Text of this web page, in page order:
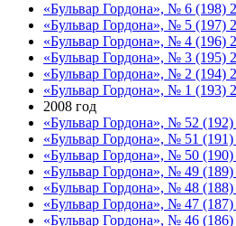
«Бульвар Гордона», № 6 (198)
«Бульвар Гордона», № 5 (197)
«Бульвар Гордона», № 4 (196)
«Бульвар Гордона», № 3 (195)
«Бульвар Гордона», № 2 (194)
«Бульвар Гордона», № 1 (193)
2008 год
«Бульвар Гордона», № 52 (192)
«Бульвар Гордона», № 51 (191)
«Бульвар Гордона», № 50 (190)
«Бульвар Гордона», № 49 (189)
«Бульвар Гордона», № 48 (188)
«Бульвар Гордона», № 47 (187)
«Бульвар Гордона», № 46 (186)